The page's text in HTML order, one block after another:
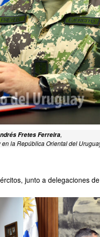
Fretes Ferreira,
la República Oriental del
junto a delegaciones